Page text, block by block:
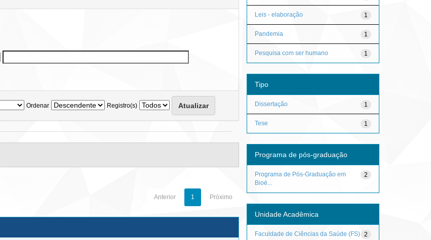
Ordenar Registro(s)
Anterior 1 Próximo
1
Leis - elaboração
1
Pandemia
1
Pesquisa com ser humano
Tipo
1
Dissertação
1
Tese
Programa de pós-graduação
2
Programa de Pós-Graduação em
Bioé...
Unidade Acadêmica
2
Faculdade de Ciências da Saúde (FS)